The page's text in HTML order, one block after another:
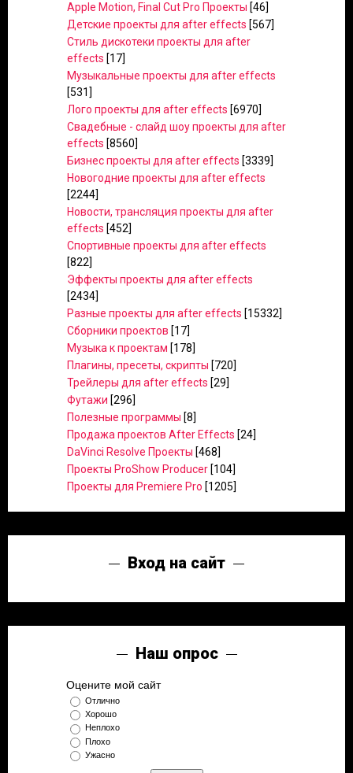
Apple Motion, Final Cut Pro Проекты [46]
Детские проекты для after effects [567]
Стиль дискотеки проекты для after
effects [17]
Музыкальные проекты для after effects
[531]
Лого проекты для after effects [6970]
Свадебные - слайд шоу проекты для after
effects [8560]
Бизнес проекты для after effects [3339]
Новогодние проекты для after effects
[2244]
Новости, трансляция проекты для after
effects [452]
Спортивные проекты для after effects
[822]
Эффекты проекты для after effects
[2434]
Разные проекты для after effects [15332]
Сборники проектов [17]
Музыка к проектам [178]
Плагины, пресеты, скрипты [720]
Трейлеры для after effects [29]
Футажи [296]
Полезные программы [8]
Продажа проектов After Effects [24]
DaVinci Resolve Проекты [468]
Проекты ProShow Producer [104]
Проекты для Premiere Pro [1205]
Вход на сайт
Наш опрос
Оцените мой сайт
Отлично
Хорошо
Неплохо
Плохо
Ужасно